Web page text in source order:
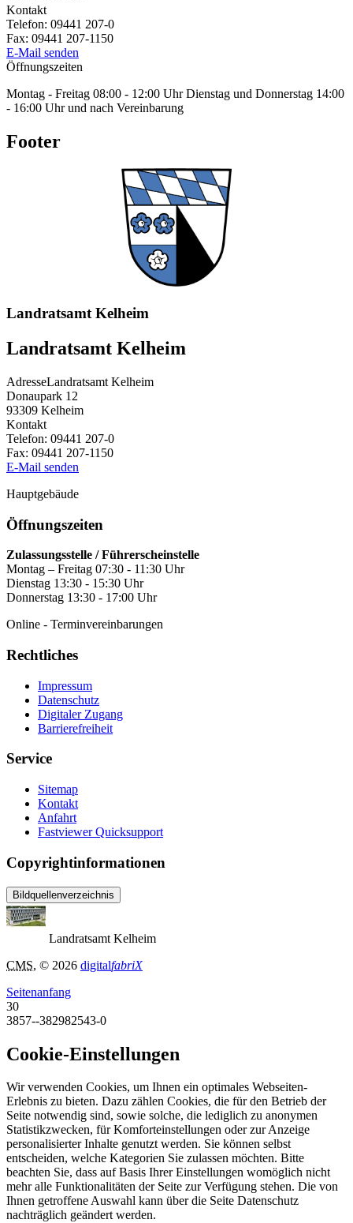
Kontakt
Telefon: 09441 207-0
Fax: 09441 207-1150
E-Mail senden
Öffnungszeiten
Montag - Freitag 08:00 - 12:00 Uhr Dienstag und Donnerstag 14:00
- 16:00 Uhr und nach Vereinbarung
Footer
Landratsamt Kelheim
Landratsamt Kelheim
AdresseLandratsamt Kelheim
Donaupark 12
93309 Kelheim
Kontakt
Telefon: 09441 207-0
Fax: 09441 207-1150
E-Mail senden
Hauptgebäude
Öffnungszeiten
Zulassungsstelle / Führerscheinstelle
Montag – Freitag 07:30 - 11:30 Uhr
Dienstag 13:30 - 15:30 Uhr
Donnerstag 13:30 - 17:00 Uhr
Online - Terminvereinbarungen
Rechtliches
Impressum
Datenschutz
Digitaler Zugang
Barrierefreiheit
Service
Sitemap
Kontakt
Anfahrt
Fastviewer Quicksupport
Copyrightinformationen
Bildquellenverzeichnis
Landratsamt Kelheim
CMS, © 2026 digitalfabriX
Seitenanfang
30
3857--382982543-0
Cookie-Einstellungen
Wir verwenden Cookies, um Ihnen ein optimales Webseiten-
Erlebnis zu bieten. Dazu zählen Cookies, die für den Betrieb der
Seite notwendig sind, sowie solche, die lediglich zu anonymen
Statistikzwecken, für Komforteinstellungen oder zur Anzeige
personalisierter Inhalte genutzt werden. Sie können selbst
entscheiden, welche Kategorien Sie zulassen möchten. Bitte
beachten Sie, dass auf Basis Ihrer Einstellungen womöglich nicht
mehr alle Funktionalitäten der Seite zur Verfügung stehen. Die von
Ihnen getroffene Auswahl kann über die Seite Datenschutz
nachträglich geändert werden.